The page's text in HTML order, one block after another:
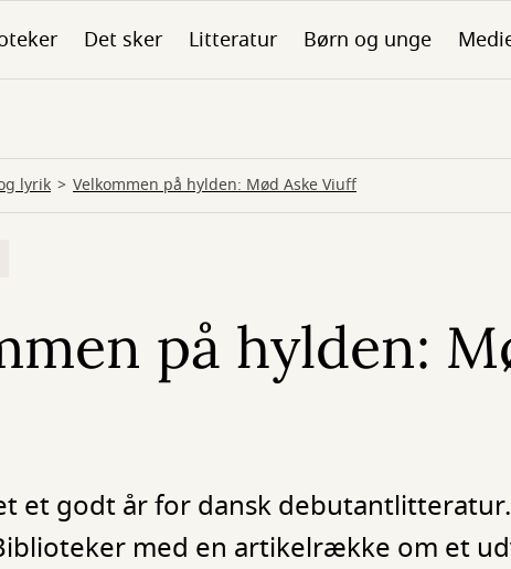
Det sker Litteratur Børn og unge
lyrik Velkommen på hylden: Mød Aske Viuff
på hylden:
et godt år for dansk
med en artikelrække om et